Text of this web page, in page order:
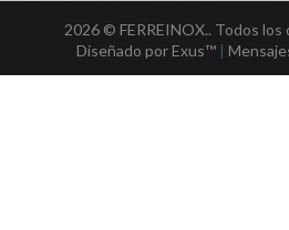
2026 © FERREINOX.. Todos
Diseñado por Exus™|